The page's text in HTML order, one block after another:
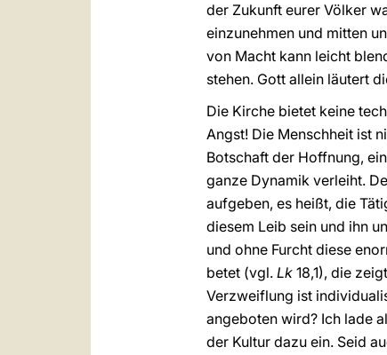
der Zukunft eurer Völker
einzunehmen und mitten
von Macht kann leicht
stehen. Gott allein läutert
Die Kirche bietet keine
Angst! Die Menschheit ist
Botschaft der Hoffnung,
ganze Dynamik verleiht.
aufgeben, es heißt, die
diesem Leib sein und ihn
und ohne Furcht diese
betet (vgl. Lk 18,1), die
Verzweiflung ist
angeboten wird? Ich lade
der Kultur dazu ein. Seid